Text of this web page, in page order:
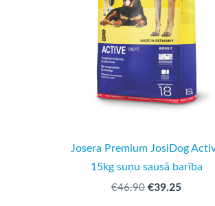
Josera Premium JosiDog
15kg suņu sausā barība
€46.90 €39.25